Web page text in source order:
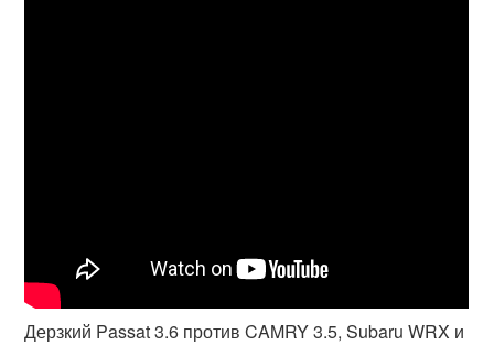
Дерзкий Passat 3.6 против CAMRY 3.5, Subaru WRX и